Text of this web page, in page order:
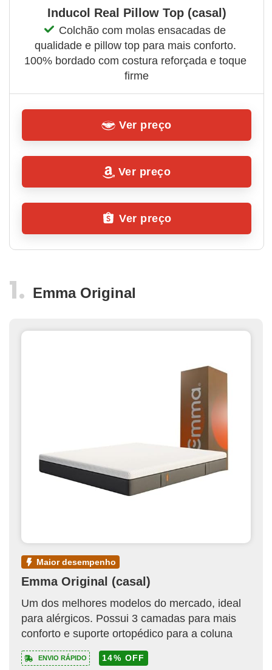
Inducol Real Pillow Top (casal)
Colchão com molas ensacadas de
qualidade e pillow top para mais conforto.
100% bordado com costura reforçada e toque
firme
Ver preço
Ver preço
Ver preço
Emma Original
maior desempenho
Emma Original (casal)
Um dos melhores modelos do mercado, ideal
para alérgicos. Possui 3 camadas para mais
conforto e suporte ortopédico para a coluna
ENVIO RÁPIDO 14% OFF